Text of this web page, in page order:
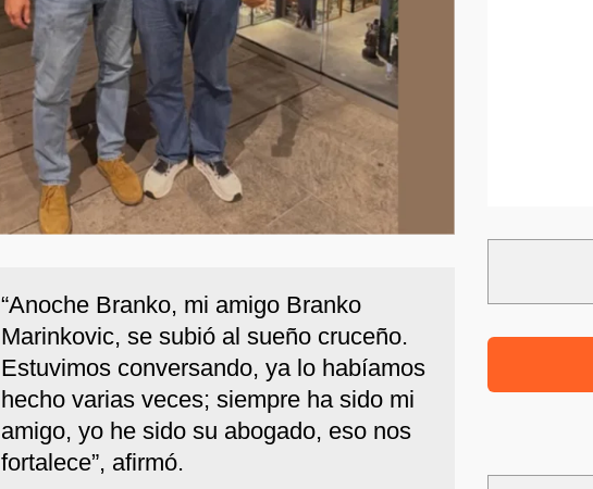
“Anoche Branko, mi amigo Branko
Marinkovic, se subió al sueño cruceño.
Estuvimos conversando, ya lo habíamos
hecho varias veces; siempre ha sido mi
amigo, yo he sido su abogado, eso nos
fortalece”, afirmó.